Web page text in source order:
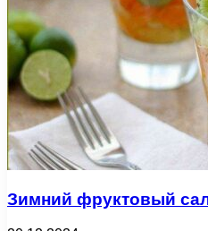
Зимний фруктовый